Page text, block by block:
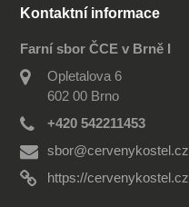
Kontaktní informace
Farní sbor ČCE v Brně I
Opletalova 6
602 00 Brno
+420 542211453
sbor@cervenykostel.cz
https://cervenykostel.cz